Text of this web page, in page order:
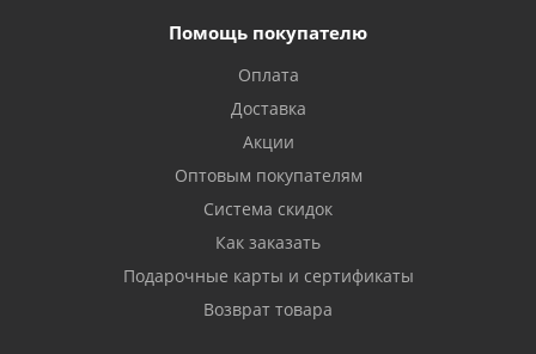
Помощь покупателю
Оплата
Доставка
Акции
Оптовым покупателям
Система скидок
Как заказать
Подарочные карты и сертификаты
Возврат товара